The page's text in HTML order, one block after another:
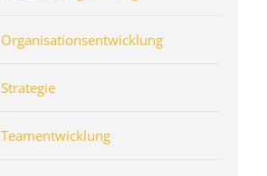
Organisationsentwicklung
Strategie
Teamentwicklung